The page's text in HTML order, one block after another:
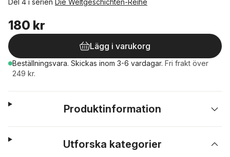
Del 4 i serien Die Weltgeschichten-Reihe
180 kr
Lägg i varukorg
Beställningsvara. Skickas inom 3-6 vardagar. Fri frakt över
249 kr.
Produktinformation
Utforska kategorier